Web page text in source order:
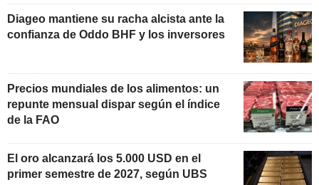
Diageo mantiene su racha alcista ante la
confianza de Oddo BHF y los inversores
Precios mundiales de los alimentos: un
repunte mensual dispar según el índice
de la FAO
El oro alcanzará los 5.000 USD en el
primer semestre de 2027, según UBS